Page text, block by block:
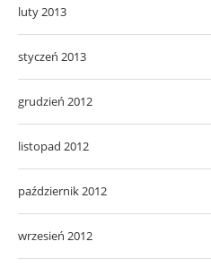
luty 2013
styczeń 2013
grudzień 2012
listopad 2012
październik 2012
wrzesień 2012